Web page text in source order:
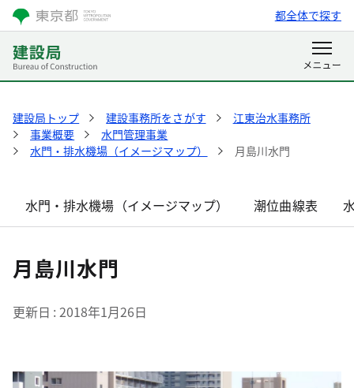
都全体で探す
建設局トップ 建設事務所をさがす
江東治水事務所
事業概要
水門管理事業
水門・排水機場（イメージマップ）
月島川水門
水門・排水機場（イメージマップ） 潮位曲線表
月島川水門
更新日 2018年1月26日